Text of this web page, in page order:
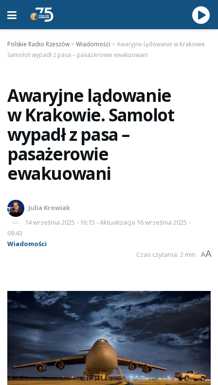
Polskie Radio Rzeszów >Wiadomości >Awaryjne lądowanie w Krakowie.
Samolot wypadł z pasa – pasażerowie ewakuowani
Awaryjne lądowanie
w Krakowie. Samolot
wypadł z pasa –
pasażerowie
ewakuowani
Julia Krowiak
14 września 2025 - 16:15 - Aktualizacja 16 września 2025 -
09:43
Wiadomości
Czas czytania: 2 min. AA